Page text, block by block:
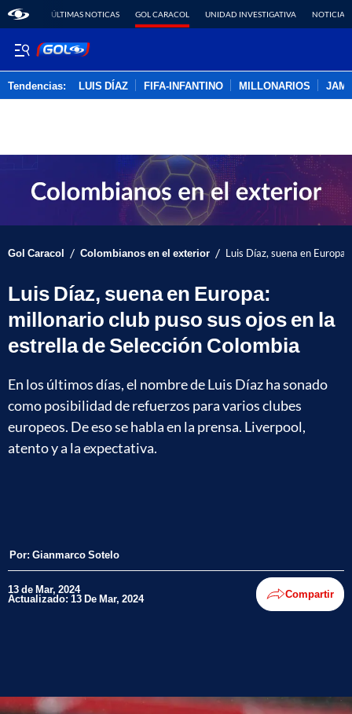
ÚLTIMAS NOTICAS GOL CARACOL UNIDAD INVESTIGATIVA NOTICIAS
Tendencias: LUIS DÍAZ FIFA-INFANTINO MILLONARIOS
Gol Caracol / Colombianos en el exterior / Luis Díaz, suena en
Luis Díaz, suena en Europa:
millonario club puso sus ojos en la
estrella de Selección Colombia
En los últimos días, el nombre de Luis Díaz ha sonado
como posibilidad de refuerzos para varios clubes
europeos. De eso se habla en la prensa. Liverpool,
atento y a la expectativa.
Por: Gianmarco Sotelo
13 de Mar, 2024
Actualizado: 13 De Mar, 2024 Compartir